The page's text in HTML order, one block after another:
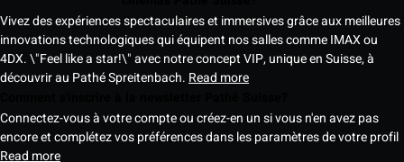
Vivez des expériences spectaculaires et immersives grâce aux meilleures
innovations technologiques qui équipent nos salles comme IMAX ou
4DX. \"Feel like a star!\" avec notre concept VIP, unique en Suisse, à
découvrir au Pathé Spreitenbach. Read more
Connectez-vous à votre compte ou créez-en un si vous n'en avez pas
encore et complétez vos préférences dans les paramètres de votre profil
Read more